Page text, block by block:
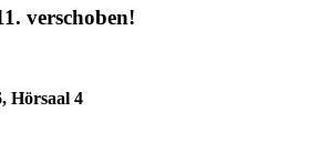
verschoben!
Hörsaal 4